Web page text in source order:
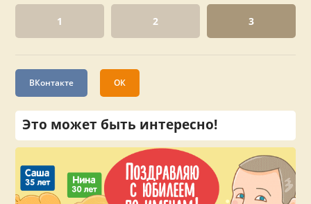
1 2 3
ВКонтакте ОК
Это может быть интересно!